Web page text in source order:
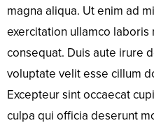
magna aliqua. Ut enim ad
exercitation ullamco
consequat. Duis aute irure
voluptate velit esse cillum
Excepteur sint occaecat
culpa qui officia deserunt